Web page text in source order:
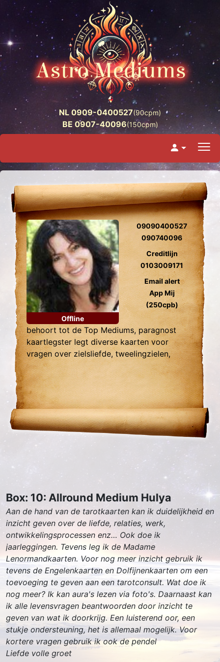
NL 0909-0400527(90cpm)
BE 0907-40096(150cpm)
Offline
09090400527
090740096
Creditlijn
0103009171
Email alert
App Mij
(250cpb)
behoort tot de Top Mediums, paragnost
kaartlegster legt diverse kaarten voor
vragen over zielsliefde, tweelingzielen,
relatie problemen en al uw overige
Levensvragen.
Box: 10: Allround Medium Hulya
Aan de hand van de tarotkaarten kan ik duidelijkheid en
inzicht geven over de liefde, relaties, werk,
ontwikkelingsprocessen enz… Ook doe ik
jaarleggingen. Tevens leg ik de Madame
Lenormandkaarten. Voor nog meer inzicht gebruik ik
tevens de Engelenkaarten en Dolfijnenkaarten om een
toevoeging te geven aan een tarotconsult. Wat doe ik
nog meer? Ik kan aura's lezen via foto's. Daarnaast kan
ik alle levensvragen beantwoorden door inzicht te
geven van wat ik doorkrijg. Een luisterend oor, een
stukje ondersteuning, het is allemaal mogelijk. Voor
kortere vragen gebruik ik ook de pendel
Liefde volle groet